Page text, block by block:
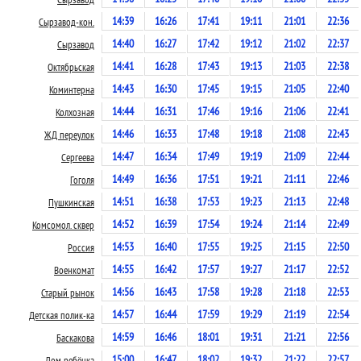
Сырзавод-кон. 14:39 16:26 17:41 19:11 21:01 22:36
Сырзавод 14:40 16:27 17:42 19:12 21:02 22:37
Октябрьская 14:41 16:28 17:43 19:13 21:03 22:38
Коминтерна 14:43 16:30 17:45 19:15 21:05 22:40
Колхозная 14:44 16:31 17:46 19:16 21:06 22:41
ЖД переулок 14:46 16:33 17:48 19:18 21:08 22:43
Сергеева 14:47 16:34 17:49 19:19 21:09 22:44
Гоголя 14:49 16:36 17:51 19:21 21:11 22:46
Пушкинская 14:51 16:38 17:53 19:23 21:13 22:48
Комсомол. сквер 14:52 16:39 17:54 19:24 21:14 22:49
Россия 14:53 16:40 17:55 19:25 21:15 22:50
Военкомат 14:55 16:42 17:57 19:27 21:17 22:52
Старый рынок 14:56 16:43 17:58 19:28 21:18 22:53
Детская полик-ка 14:57 16:44 17:59 19:29 21:19 22:54
Баскакова 14:59 16:46 18:01 19:31 21:21 22:56